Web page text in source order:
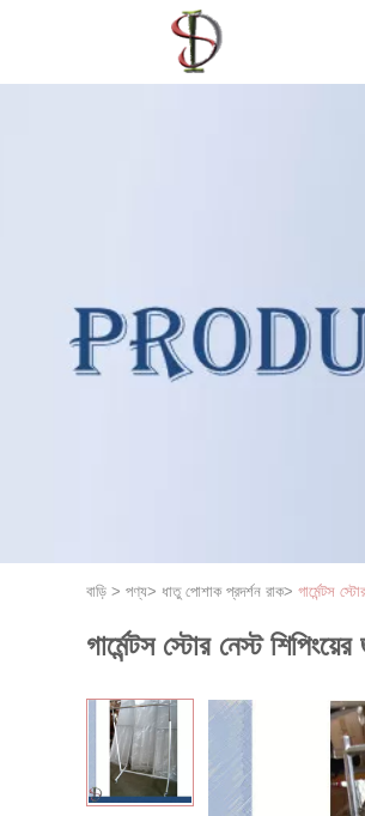
বাড়ি > পণ্য> ধাতু পোশাক প্রদর্শন রাক> গার্মেন্টস
গার্মেন্টস স্টোর নেস্ট